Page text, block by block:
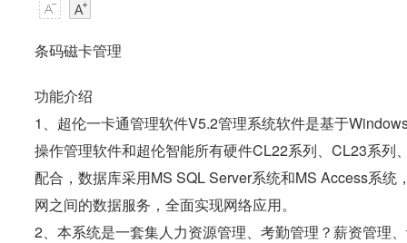
条码磁卡管理
功能介绍
1、超伦一卡通管理软件V5.2管理系统软件是基于
操作管理软件和超伦智能所有硬件CL22系列、CL23系
配合，数据库采用MS SQL Server系统和MS Access系
网之间的数据服务，全面实现网络应用。
2、本系统是一套集人力资源管理、考勤管理？薪资管理